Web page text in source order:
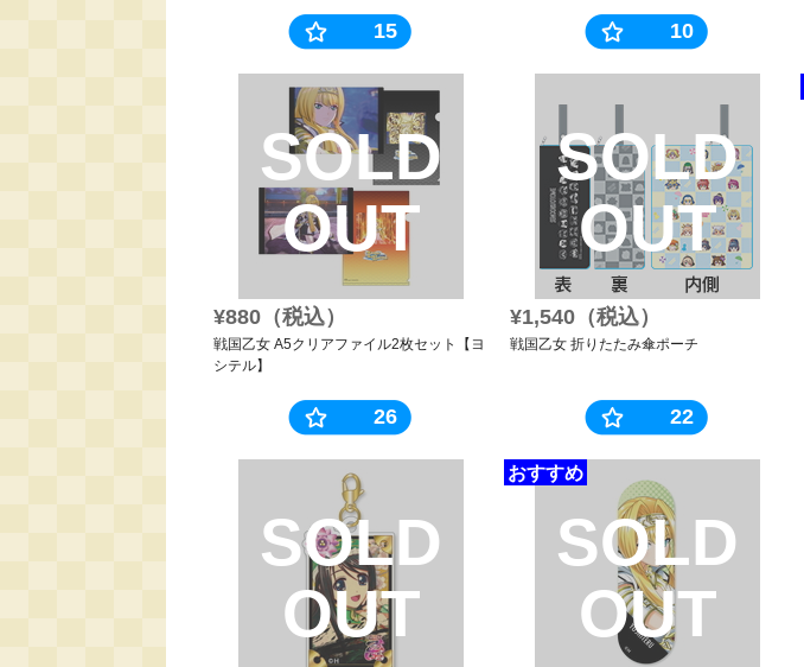
15 10
SOLD
OUT
¥880（税込）
戦国乙女 A5クリアファイル2枚セット【ヨ
シテル】
26
SOLD
OUT
¥1,540（税込）
戦国乙女 折りたたみ傘ポーチ
22
SOLD
OUT
おすすめ
SOLD
OUT